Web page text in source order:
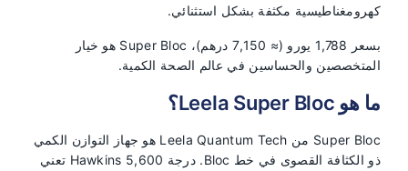
كهرومغناطيسية مكثفة بشكل استثنائي.
بسعر 1,788 يورو (≈ 7,150 درهم)، Super Bloc هو خيار
المتخصصين والحساسين في عالم الصحة الكمية.
ما هو Leela Super Bloc؟
Super Bloc من Leela Quantum Tech هو جهاز التوازن الكمي
ذو الكثافة القصوى في خط Bloc. درجة Hawkins 5,600 تعني